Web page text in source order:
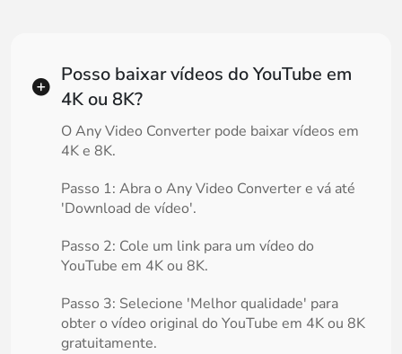
Posso baixar vídeos do YouTube em
4K ou 8K?
O Any Video Converter pode baixar vídeos em
4K e 8K.
Passo 1: Abra o Any Video Converter e vá até
'Download de vídeo'.
Passo 2: Cole um link para um vídeo do
YouTube em 4K ou 8K.
Passo 3: Selecione 'Melhor qualidade' para
obter o vídeo original do YouTube em 4K ou 8K
gratuitamente.